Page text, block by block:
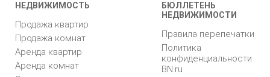
НЕДВИЖИМОСТЬ
Продажа квартир
Продажа комнат
Аренда квартир
Аренда комнат
БЮЛЛЕТЕНЬ
НЕДВИЖИМОСТИ
Правила перепечатки
Политика
конфиденциальности
BN.ru